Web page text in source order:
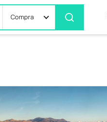
Compra